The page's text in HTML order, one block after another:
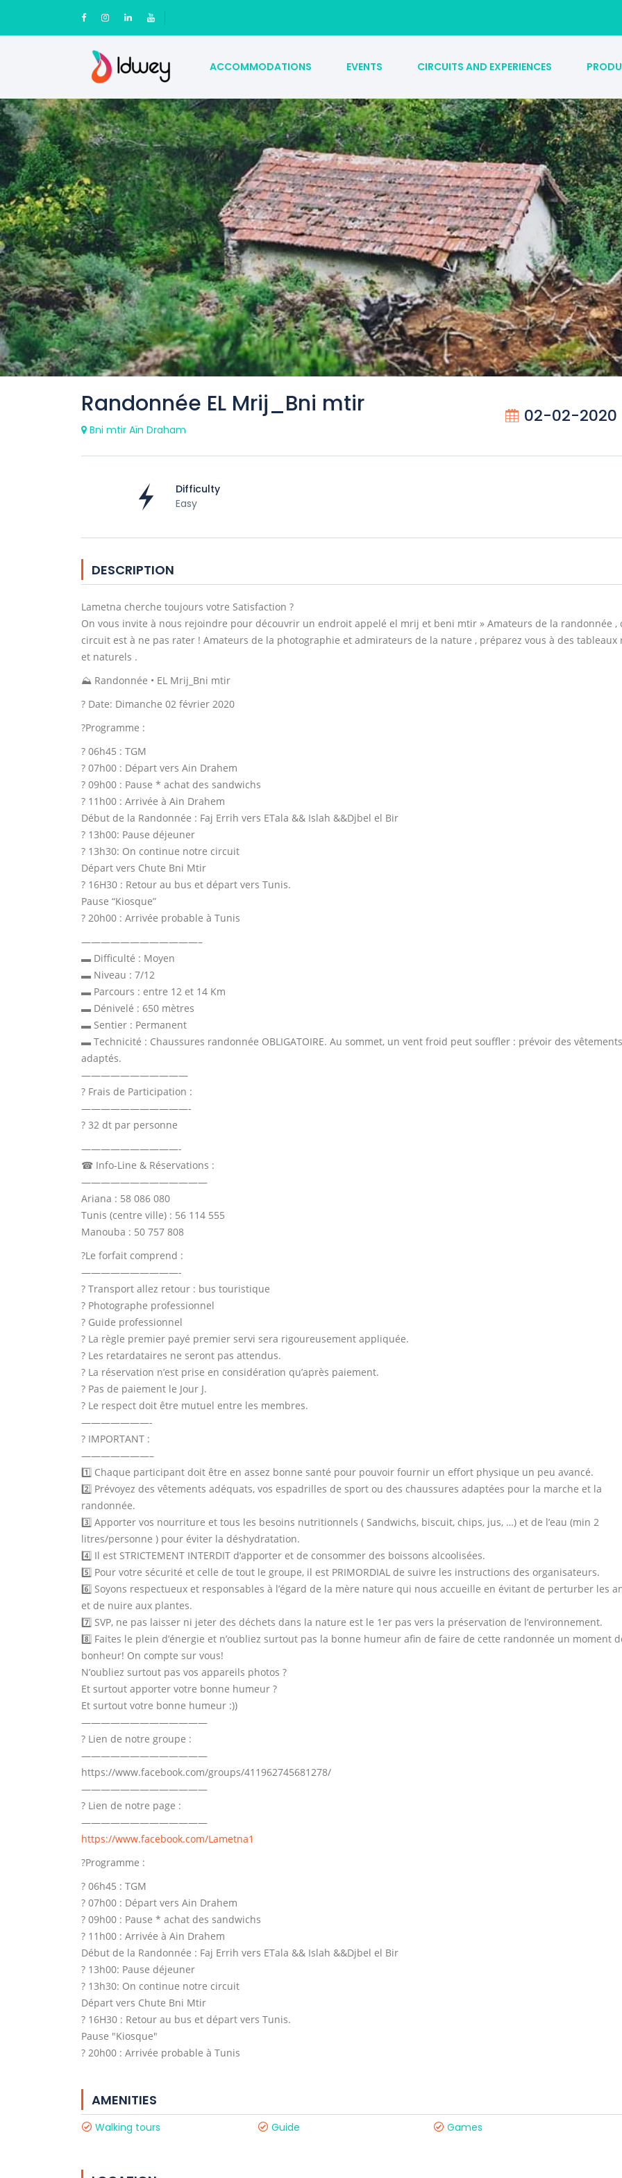
ACCOMMODATIONS EVENTS CIRCUITS AND EXPERIENCES
Randonnée EL Mrij_Bni mtir
Bni mtir Aïn Draham
02-02-2020
Difficulty
Easy
DESCRIPTION
Lametna cherche toujours votre Satisfaction ?
On vous invite à nous rejoindre pour découvrir un endroit appelé el mrij et beni mtir » Amateurs de la randonnée ,
circuit est à ne pas rater ! Amateurs de la photographie et admirateurs de la nature , préparez vous à des tableaux
et naturels .
⛰ Randonnée • EL Mrij_Bni mtir
? Date: Dimanche 02 février 2020
?Programme :
? 06h45 : TGM
? 07h00 : Départ vers Ain Drahem
? 09h00 : Pause * achat des sandwichs
? 11h00 : Arrivée à Ain Drahem
Début de la Randonnée : Faj Errih vers ETala && Islah &&Djbel el Bir
? 13h00: Pause déjeuner
? 13h30: On continue notre circuit
Départ vers Chute Bni Mtir
? 16H30 : Retour au bus et départ vers Tunis.
Pause “Kiosque”
? 20h00 : Arrivée probable à Tunis
————————————–
▬ Difficulté : Moyen
▬ Niveau : 7/12
▬ Parcours : entre 12 et 14 Km
▬ Dénivelé : 650 mètres
▬ Sentier : Permanent
▬ Technicité : Chaussures randonnée OBLIGATOIRE. Au sommet, un vent froid peut souffler : prévoir des vêtements
adaptés.
———————————
? Frais de Participation :
———————————-
? 32 dt par personne
——————————-
☎ Info-Line & Réservations :
—————————————
Ariana : 58 086 080
Tunis (centre ville) : 56 114 555
Manouba : 50 757 808
?Le forfait comprend :
——————————-
? Transport allez retour : bus touristique
? Photographe professionnel
? Guide professionnel
? La règle premier payé premier servi sera rigoureusement appliquée.
? Les retardataires ne seront pas attendus.
? La réservation n’est prise en considération qu’après paiement.
? Pas de paiement le Jour J.
? Le respect doit être mutuel entre les membres.
———————-
? IMPORTANT :
———————–
1️⃣ Chaque participant doit être en assez bonne santé pour pouvoir fournir un effort physique un peu avancé.
2️⃣ Prévoyez des vêtements adéquats, vos espadrilles de sport ou des chaussures adaptées pour la marche et la
randonnée.
3️⃣ Apporter vos nourriture et tous les besoins nutritionnels ( Sandwichs, biscuit, chips, jus, …) et de l’eau (min 2
litres/personne ) pour éviter la déshydratation.
4️⃣ Il est STRICTEMENT INTERDIT d’apporter et de consommer des boissons alcoolisées.
5️⃣ Pour votre sécurité et celle de tout le groupe, il est PRIMORDIAL de suivre les instructions des organisateurs.
6️⃣ Soyons respectueux et responsables à l’égard de la mère nature qui nous accueille en évitant de perturber les
et de nuire aux plantes.
7️⃣ SVP, ne pas laisser ni jeter des déchets dans la nature est le 1er pas vers la préservation de l’environnement.
8️⃣ Faites le plein d’énergie et n’oubliez surtout pas la bonne humeur afin de faire de cette randonnée un moment
bonheur! On compte sur vous!
N’oubliez surtout pas vos appareils photos ?
Et surtout apporter votre bonne humeur ?
Et surtout votre bonne humeur :))
—————————————
? Lien de notre groupe :
—————————————
https://www.facebook.com/groups/411962745681278/
—————————————
? Lien de notre page :
—————————————
https://www.facebook.com/Lametna1
?Programme :
? 06h45 : TGM
? 07h00 : Départ vers Ain Drahem
? 09h00 : Pause * achat des sandwichs
? 11h00 : Arrivée à Ain Drahem
Début de la Randonnée : Faj Errih vers ETala && Islah &&Djbel el Bir
? 13h00: Pause déjeuner
? 13h30: On continue notre circuit
Départ vers Chute Bni Mtir
? 16H30 : Retour au bus et départ vers Tunis.
Pause "Kiosque"
? 20h00 : Arrivée probable à Tunis
AMENITIES
Walking tours Guide Games